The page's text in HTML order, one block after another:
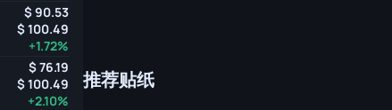
90.53
100.49
+1.72%
76.19
100.49
+2.10%
推荐贴纸